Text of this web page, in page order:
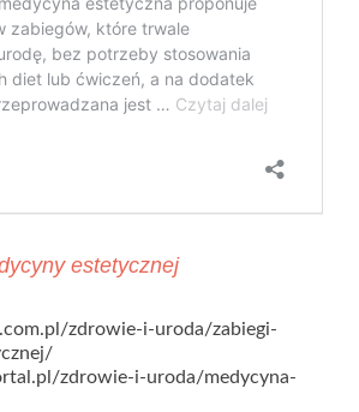
estetycznej
zdrowie-i-uroda/zabiegi-
zdrowie-i-uroda/medycyna-